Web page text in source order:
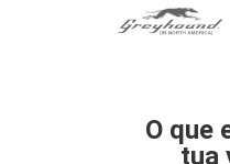
O que
tua